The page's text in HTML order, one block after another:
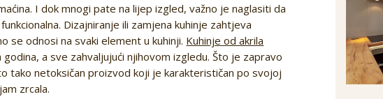
I dok mnogi pate na lijep izgled, važno je naglasiti da
Dizajniranje ili zamjena kuhinje zahtjeva
se odnosi na svaki element u kuhinji. Kuhinje od akrila
a sve zahvaljujući njihovom izgledu. Što je zapravo
tako netoksičan proizvod koji je karakterističan po svojoj
zrcala.